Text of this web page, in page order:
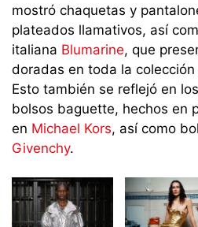
mostró chaquetas y
plateados llamativos, así
italiana Blumarine, que
doradas en toda la
Esto también se reflejó en
bolsos baguette, hechos en
en Michael Kors, así como
Givenchy.